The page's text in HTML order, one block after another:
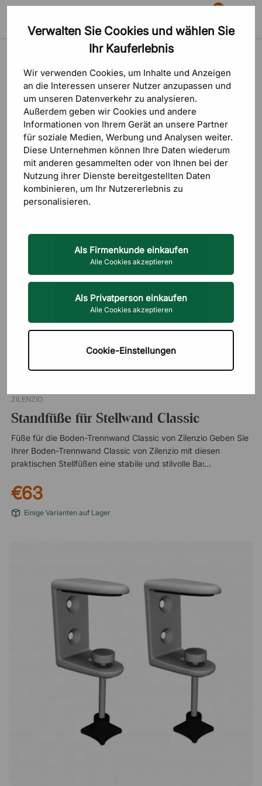
Verwalten Sie Cookies und wählen Sie
Ihr Kauferlebnis
Wir verwenden Cookies, um Inhalte und Anzeigen
an die Interessen unserer Nutzer anzupassen und
um unseren Datenverkehr zu analysieren.
Außerdem geben wir Cookies und andere
Informationen von Ihrem Gerät an unsere Partner
für soziale Medien, Werbung und Analysen weiter.
Diese Unternehmen können Ihre Daten wiederum
mit anderen gesammelten oder von Ihnen bei der
Nutzung ihrer Dienste bereitgestellten Daten
kombinieren, um Ihr Nutzererlebnis zu
personalisieren.
Als Firmenkunde einkaufen
Alle Cookies akzeptieren
Als Privatperson einkaufen
Alle Cookies akzeptieren
Cookie-Einstellungen
Suche
81
Warenkorb
Akustiklösungen Zubehör
Zubehör
FILTRERA Sortierung
Geringster
ZILENZIO
Standfüße für Stellwand Classic
Füße für die Boden-Trennwand Classic von Zilenzio Geben Sie
Ihrer Boden-Trennwand Classic von Zilenzio mit diesen
praktischen Stellfüßen eine stabile und stilvolle Basis. Die Füße
zu ergänzen und ermöglichen es, die Trennwand frei im Raum
zu platzieren. Perfekt für Büros, Besprechungsräume oder
offene Arbeitsumgebungen, in denen Sie Abschirmung
oder Decke montiert werden zu müssen. Die stabile
Konstruktion sorgt dafür, dass die Trennwand auch in
Umgebungen, in denen sie täglich bewegt oder genutzt wird,
sicher steht. Dadurch werden sie zu einem praktischen
Zubehör für dynamische Arbeitsplätze, an denen Möbel und
Raumteiler häufig an wechselnde Bedürfnisse angepasst
werden müssen. Ergänzen Sie Ihre Boden-Trennwand Classic
Die Füße werden einzeln verkauft, und pro Boden-Trennwand
werden zwei Stück benötigt. Sie sind speziell für die Boden-
Trennwand Classic von Zilenzio angepasst und gewährleisten
Ein einfaches, aber wichtiges Zubehör, das dafür sorgt, dass
Ihre Boden-Trennwand in der Arbeitsumgebung optimal
funktioniert. Standfüße für Stellwände Classic von Zilenzio, in
€63
Einige Varianten auf Lager